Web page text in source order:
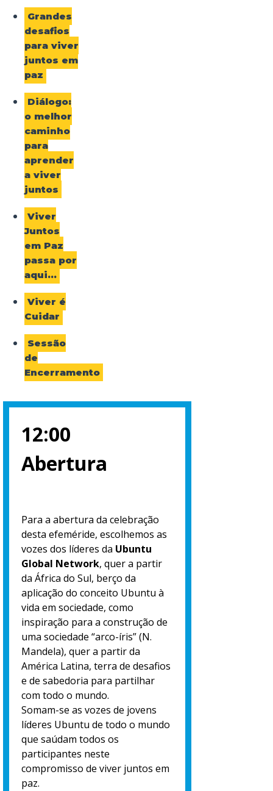
Grandes
desafios
para viver
juntos em
paz
Diálogo:
o melhor
caminho
para
aprender
a viver
juntos
Viver
Juntos
em Paz
passa por
aqui…
Viver é
Cuidar
Sessão
de
Encerramento
12:00
Abertura
Para a abertura da celebração
desta efeméride, escolhemos as
vozes dos líderes da Ubuntu
Global Network, quer a partir
da África do Sul, berço da
aplicação do conceito Ubuntu à
vida em sociedade, como
inspiração para a construção de
uma sociedade “arco-íris” (N.
Mandela), quer a partir da
América Latina, terra de desafios
e de sabedoria para partilhar
com todo o mundo.
Somam-se as vozes de jovens
líderes Ubuntu de todo o mundo
que saúdam todos os
participantes neste
compromisso de viver juntos em
paz.